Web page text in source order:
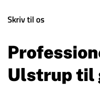
Skriv til os
Ulstrup til